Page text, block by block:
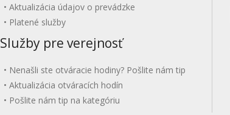
Aktualizácia údajov o prevádzke
Platené služby
Služby pre verejnosť
Nenašli ste otváracie hodiny? Pošlite nám tip
Aktualizácia otváracích hodín
Pošlite nám tip na kategóriu